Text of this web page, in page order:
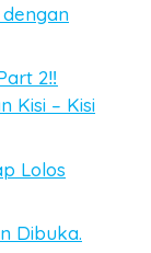
2‼️
Kisi – Kisi
Lolos
Dibuka.